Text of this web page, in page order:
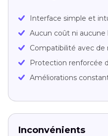
Interface simple et
Aucun coût ni aucune
Compatibilité avec de
Protection renforcée
Améliorations
Inconvénients